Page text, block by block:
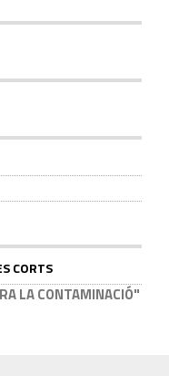
CORTS
LA CONTAMINACIÓ"